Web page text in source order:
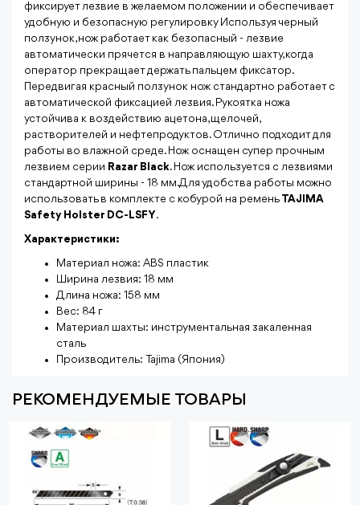
фиксирует лезвие в желаемом положении и обеспечивает
удобную и безопасную регулировку Используя черный
ползунок, нож работает как безопасный - лезвие
автоматически прячется в направляющую шахту, когда
оператор прекращает держать пальцем фиксатор.
Передвигая красный ползунок нож стандартно работает с
автоматической фиксацией лезвия. Рукоятка ножа
устойчива к воздействию ацетона, щелочей,
растворителей и нефтепродуктов. Отлично подходит для
работы во влажной среде. Нож оснащен супер прочным
лезвием серии Razar Black. Нож используется с лезвиями
стандартной ширины - 18 мм. Для удобства работы можно
использовать в комплекте с кобурой на ремень TAJIMA
Safety Holster DC-LSFY.
Характеристики:
Материал ножа: ABS пластик
Ширина лезвия: 18 мм
Длина ножа: 158 мм
Вес: 84 г
Материал шахты: инструментальная закаленная
сталь
Производитель: Tajima (Япония)
РЕКОМЕНДУЕМЫЕ ТОВАРЫ